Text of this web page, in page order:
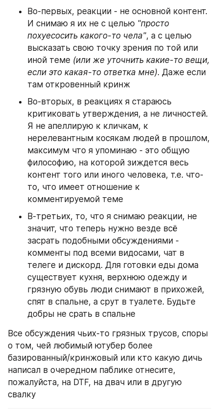
Во-первых, реакции - не основной контент.
И снимаю я их не с целью "просто
похуесосить какого-то чела", а с целью
высказать свою точку зрения по той или
иной теме (или же уточнить какие-то вещи,
если это какая-то ответка мне). Даже если
там откровенный кринж
Во-вторых, в реакциях я стараюсь
критиковать утверждения, а не личностей.
Я не апеллирую к кличкам, к
нерелевантным косякам людей в прошлом,
максимум что я упоминаю - это общую
философию, на которой зиждется весь
контент того или иного человека, т.е. что-
то, что имеет отношение к
комментируемой теме
В-третьих, то, что я снимаю реакции, не
значит, что теперь нужно везде всё
засрать подобными обсуждениями -
комменты под всеми видосами, чат в
телеге и дискорд. Для готовки еды дома
существует кухня, верхнюю одежду и
грязную обувь люди снимают в прихожей,
спят в спальне, а срут в туалете. Будьте
добры не срать в спальне
Все обсуждения чьих-то грязных трусов, споры
о том, чей любимый ютубер более
базированный/кринжовый или кто какую дичь
написал в очередном паблике отнесите,
пожалуйста, на DTF, на двач или в другую
свалку